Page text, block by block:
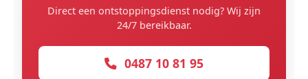
Direct een ontstoppingsdienst nodig? Wij zijn
24/7 bereikbaar.
0487 10 81 95